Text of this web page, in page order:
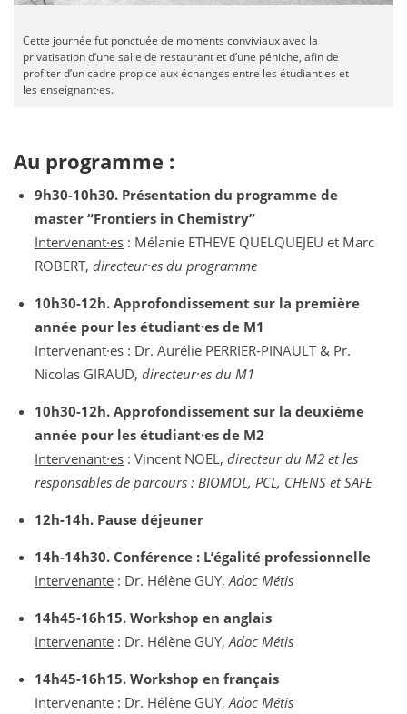
Cette journée fut ponctuée de moments conviviaux avec la
privatisation d’une salle de restaurant et d’une péniche, afin de
profiter d’un cadre propice aux échanges entre les étudiant·es et
les enseignant·es.
Au programme :
9h30-10h30. Présentation du programme de
master “Frontiers in Chemistry”
Intervenant·es: Mélanie ETHEVE QUELQUEJEU et Marc
ROBERT, directeur·es du programme
10h30-12h. Approfondissement sur la première
année pour les étudiant·es de M1
Intervenant·es: Dr. Aurélie PERRIER-PINAULT & Pr.
Nicolas GIRAUD, directeur·es du M1
10h30-12h. Approfondissement sur la deuxième
année pour les étudiant·es de M2
Intervenant·es: Vincent NOEL, directeur du M2 et les
responsables de parcours : BIOMOL, PCL, CHENS et SAFE
12h-14h. Pause déjeuner
14h-14h30. Conférence : L’égalité professionnelle
Intervenante: Dr. Hélène GUY,Adoc Métis
14h45-16h15. Workshop en anglais
Intervenante: Dr. Hélène GUY,Adoc Métis
14h45-16h15. Workshop en français
Intervenante: Dr. Hélène GUY,Adoc Métis